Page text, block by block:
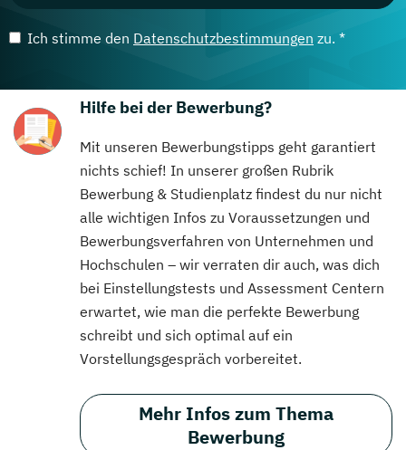
Ich stimme den Datenschutzbestimmungen zu. *
Hilfe bei der Bewerbung?
Mit unseren Bewerbungstipps geht garantiert
nichts schief! In unserer großen Rubrik
Bewerbung & Studienplatz findest du nur nicht
alle wichtigen Infos zu Voraussetzungen und
Bewerbungsverfahren von Unternehmen und
Hochschulen – wir verraten dir auch, was dich
bei Einstellungstests und Assessment Centern
erwartet, wie man die perfekte Bewerbung
schreibt und sich optimal auf ein
Vorstellungsgespräch vorbereitet.
Mehr Infos zum Thema
Bewerbung